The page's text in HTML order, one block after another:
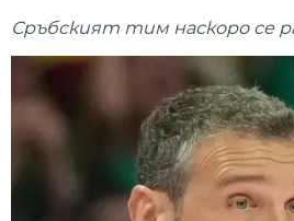
Сръбският тим наскоро се